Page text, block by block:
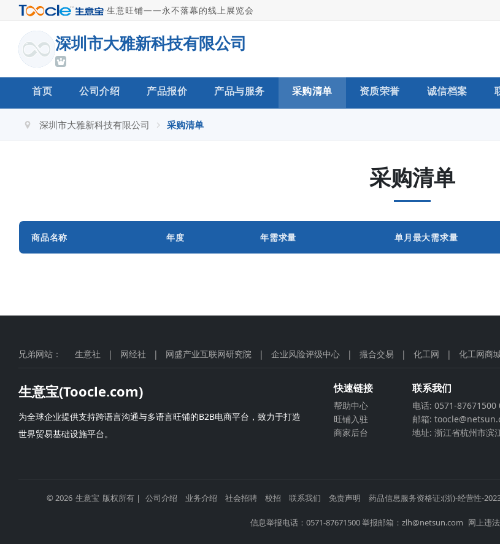
·生意旺铺——永不落幕的线上展览会
深圳市大雅新科技有限公司
首页 公司介绍 产品报价 产品与服务 采购清单 资质荣誉 诚信档案
深圳市大雅新科技有限公司 采购清单
采购清单
商品名称 年度 年需求量 单月最大需求量
兄弟网站： 生意社 | 网经社 | 网盛产业互联网研究院 | 企业风险评级中心 | 撮合交易 | 化工网 | 化工网商
生意宝(Toocle.com)
为全球企业提供支持跨语言沟通与多语言旺铺的B2B电商平台，致力于打造
世界贸易基础设施平台。
快速链接
帮助中心
旺铺入驻
商家后台
联系我们
电话: 0571-
邮箱:
地址: 浙江省杭州市滨
© 2026 生意宝 版权所有 | 公司介绍 业务介绍 社会招聘 校招 联系我们 免责声明 药品信息服务资格证:(浙)-经营性-
信息举报电话：0571-87671500 举报邮箱：zlh@netsun.com 网上违